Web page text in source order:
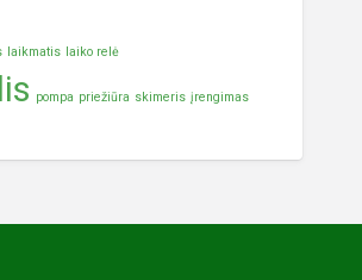
laikmatis laiko relė
pompa priežiūra skimeris įrengimas